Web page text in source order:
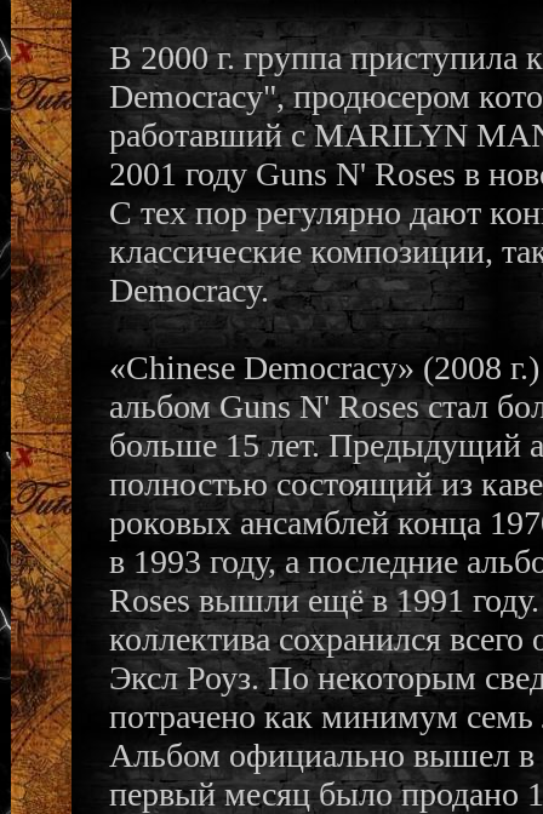
В 2000 г. группа приступила
Democracy", продюсером
работавший с MARILYN
2001 году Guns N' Roses в
С тех пор регулярно дают
классические композиции,
Democracy.
«Chinese Democracy» (2008
альбом Guns N' Roses стал
больше 15 лет. Предыдущий
полностью состоящий из
роковых ансамблей конца
в 1993 году, а последние
Roses вышли ещё в 1991
коллектива сохранился
Эксл Роуз. По некоторым
потрачено как минимум
Альбом официально вышел в
первый месяц было продано